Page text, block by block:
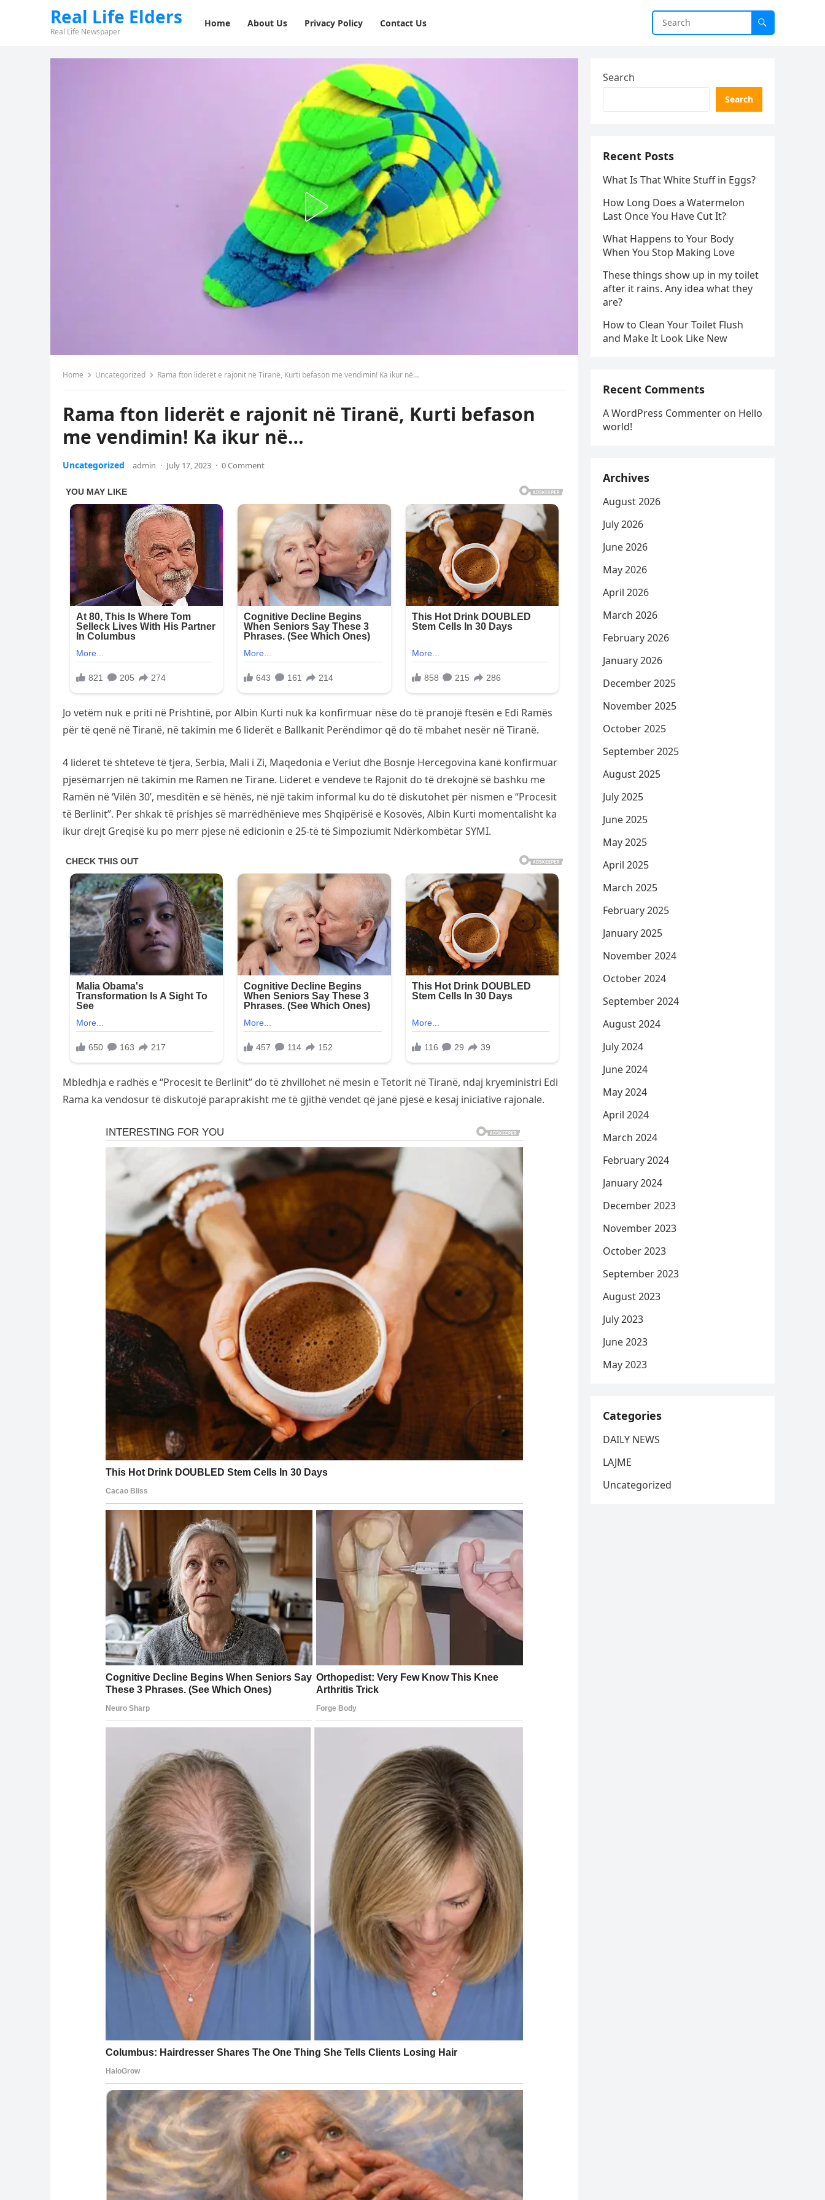
Real Life Elders
Real Life Newspaper
Home About Us Privacy Policy ⁠Contact Us
Home Uncategorized Rama fton liderët e rajonit në Tiranë, Kurti befason me vendimin! Ka ikur në…
Rama fton liderët e rajonit në Tiranë, Kurti befason
me vendimin! Ka ikur në…
Uncategorized admin · July 17, 2023 · 0 Comment
Jo vetëm nuk e priti në Prishtinë, por Albin Kurti nuk ka konfirmuar nëse do të pranojë ftesën e Edi Ramës
për të qenë në Tiranë, në takimin me 6 liderët e Ballkanit Perëndimor që do të mbahet nesër në Tiranë.
4 lideret të shteteve të tjera, Serbia, Mali i Zi, Maqedonia e Veriut dhe Bosnje Hercegovina kanë konfirmuar
pjesëmarrjen në takimin me Ramen ne Tirane. Lideret e vendeve te Rajonit do të drekojnë së bashku me
Ramën në ‘Vilën 30’, mesditën e së hënës, në një takim informal ku do të diskutohet për nismen e “Procesit
të Berlinit”. Per shkak të prishjes së marrëdhënieve mes Shqipërisë e Kosovës, Albin Kurti momentalisht ka
ikur drejt Greqisë ku po merr pjese në edicionin e 25-të të Simpoziumit Ndërkombëtar SYMI.
Mbledhja e radhës e “Procesit te Berlinit” do të zhvillohet në mesin e Tetorit në Tiranë, ndaj kryeministri Edi
Rama ka vendosur të diskutojë paraprakisht me të gjithë vendet që janë pjesë e kesaj iniciative rajonale.
Search
Search
Recent Posts
What Is That White Stuff in Eggs?
How Long Does a Watermelon
Last Once You Have Cut It?
What Happens to Your Body
When You Stop Making Love
These things show up in my toilet
after it rains. Any idea what they
are?
How to Clean Your Toilet Flush
and Make It Look Like New
Recent Comments
A WordPress Commenter on Hello
world!
Archives
August 2026
July 2026
June 2026
May 2026
April 2026
March 2026
February 2026
January 2026
December 2025
November 2025
October 2025
September 2025
August 2025
July 2025
June 2025
May 2025
April 2025
March 2025
February 2025
January 2025
November 2024
October 2024
September 2024
August 2024
July 2024
June 2024
May 2024
April 2024
March 2024
February 2024
January 2024
December 2023
November 2023
October 2023
September 2023
August 2023
July 2023
June 2023
May 2023
Categories
DAILY NEWS
LAJME
Uncategorized